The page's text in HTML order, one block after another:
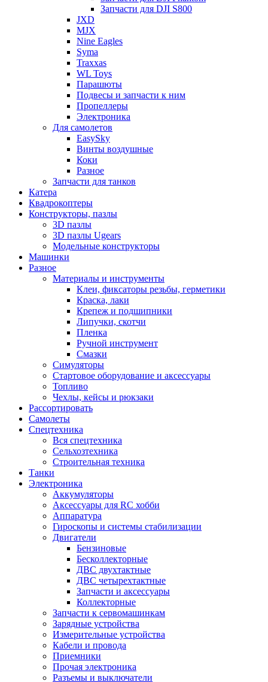
Запчасти для DJI S800
JXD
MJX
Nine Eagles
Syma
Traxxas
WL Toys
Парашюты
Подвесы и запчасти к ним
Пропеллеры
Электроника
Для самолетов
EasySky
Винты воздушные
Коки
Разное
Запчасти для танков
Катера
Квадрокоптеры
Конструкторы, пазлы
3D пазлы
3D пазлы Ugears
Модельные конструкторы
Машинки
Разное
Материалы и инструменты
Клеи, фиксаторы резьбы, герметики
Краска, лаки
Крепеж и подшипники
Липучки, скотчи
Пленка
Ручной инструмент
Смазки
Симуляторы
Стартовое оборудование и аксессуары
Топливо
Чехлы, кейсы и рюкзаки
Рассортировать
Самолеты
Спецтехника
Вся спецтехника
Сельхозтехника
Строительная техника
Танки
Электроника
Аккумуляторы
Аксессуары для RC хобби
Аппаратура
Гироскопы и системы стабилизации
Двигатели
Бензиновые
Бесколлекторные
ДВС двухтактные
ДВС четырехтактные
Запчасти и аксессуары
Коллекторные
Запчасти к сервомашинкам
Зарядные устройства
Измерительные устройства
Кабели и провода
Приемники
Прочая электроника
Разъемы и выключатели